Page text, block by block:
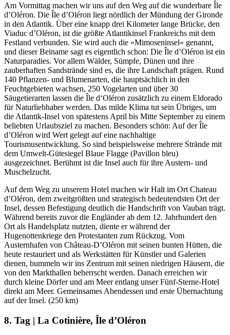
Am Vormittag machen wir uns auf den Weg auf die wunderbare Île
d’Oléron. Die Île d’Oléron liegt nördlich der Mündung der Gironde
in den Atlantik. Über eine knapp drei Kilometer lange Brücke, den
Viaduc d’Oléron, ist die größte Atlantikinsel Frankreichs mit dem
Festland verbunden. Sie wird auch die »Mimoseninsel« genannt,
und dieser Beiname sagt es eigentlich schon: Die Île d’Oléron ist ein
Naturparadies. Vor allem Wälder, Sümpfe, Dünen und ihre
zauberhaften Sandstrände sind es, die ihre Landschaft prägen. Rund
140 Pflanzen- und Blumenarten, die hauptsächlich in den
Feuchtgebieten wachsen, 250 Vogelarten und über 30
Säugetierarten lassen die Île d‘Oléron zusätzlich zu einem Eldorado
für Naturliebhaber werden. Das milde Klima tut sein Übriges, um
die Atlantik-Insel von spätestens April bis Mitte September zu einem
beliebten Urlaubsziel zu machen. Besonders schön: Auf der Île
d’Oléron wird Wert gelegt auf eine nachhaltige
Tourismusentwicklung. So sind beispielsweise mehrere Strände mit
dem Umwelt-Gütesiegel Blaue Flagge (Pavillon bleu)
ausgezeichnet. Berühmt ist die Insel auch für ihre Austern- und
Muschelzucht.
Auf dem Weg zu unserem Hotel machen wir Halt im Ort Chateau
d’Oléron, dem zweitgrößten und strategisch bedeutendsten Ort der
Insel, dessen Befestigung deutlich die Handschrift von Vauban trägt.
Während bereits zuvor die Engländer ab dem 12. Jahrhundert den
Ort als Handelsplatz nutzten, diente er während der
Hugenottenkriege den Protestanten zum Rückzug. Vom
Austernhafen von Château-D’Oléron mit seinen bunten Hütten, die
heute restauriert und als Werkstätten für Künstler und Galerien
dienen, bummeln wir ins Zentrum mit seinen niedrigen Häusern, die
von den Markthallen beherrscht werden. Danach erreichen wir
durch kleine Dörfer und am Meer entlang unser Fünf-Sterne-Hotel
direkt am Meer. Gemeinsames Abendessen und erste Übernachtung
auf der Insel. (250 km)
8. Tag | La Cotinière, Île d’Oléron